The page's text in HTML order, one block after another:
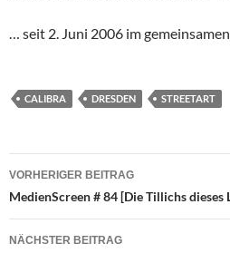
… seit 2. Juni 2006 im
CALIBRA DRESDEN STREETART
Beitragsnavigation
VORHERIGER BEITRAG
MedienScreen # 84 [Die Tillichs dieses
NÄCHSTER BEITRAG